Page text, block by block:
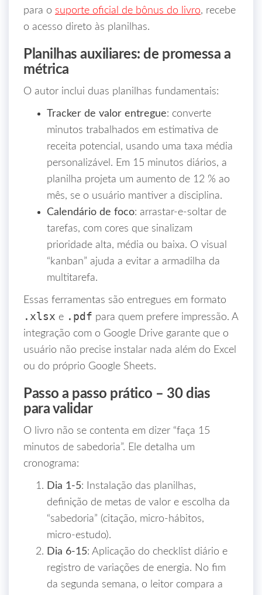
para o suporte oficial de bônus do livro, recebe
o acesso direto às planilhas.
Planilhas auxiliares: de promessa a
métrica
O autor inclui duas planilhas fundamentais:
Tracker de valor entregue: converte
minutos trabalhados em estimativa de
receita potencial, usando uma taxa média
personalizável. Em 15 minutos diários, a
planilha projeta um aumento de 12 % ao
mês, se o usuário mantiver a disciplina.
Calendário de foco: arrastar‑e‑soltar de
tarefas, com cores que sinalizam
prioridade alta, média ou baixa. O visual
“kanban” ajuda a evitar a armadilha da
multitarefa.
Essas ferramentas são entregues em formato
.xlsx e .pdf para quem prefere impressão. A
integração com o Google Drive garante que o
usuário não precise instalar nada além do Excel
ou do próprio Google Sheets.
Passo a passo prático – 30 dias
para validar
O livro não se contenta em dizer “faça 15
minutos de sabedoria”. Ele detalha um
cronograma:
Dia 1‑5: Instalação das planilhas,
definição de metas de valor e escolha da
“sabedoria” (citação, micro‑hábitos,
micro‑estudo).
Dia 6‑15: Aplicação do checklist diário e
registro de variações de energia. No fim
da segunda semana, o leitor compara a